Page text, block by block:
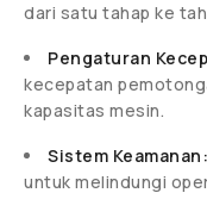
dari satu tahap ke
Pengaturan
kecepatan
kapasitas mesin.
Sistem Keamanan:
untuk melindungi